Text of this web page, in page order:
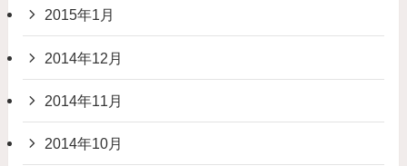
2015年1月
2014年12月
2014年11月
2014年10月